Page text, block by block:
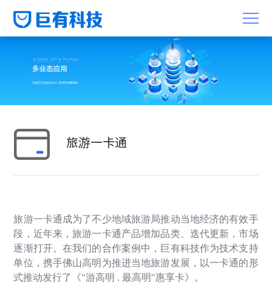
旅游一卡通
旅游一卡通成为了不少地域旅游局推动当地经济的有效手
段，近年来，旅游一卡通产品增加品类、迭代更新，市场
逐渐打开。在我们的合作案例中，巨有科技作为技术支持
单位，携手佛山高明为推进当地旅游发展，以一卡通的形
式推动发行了《"游高明 .最高明"惠享卡》。